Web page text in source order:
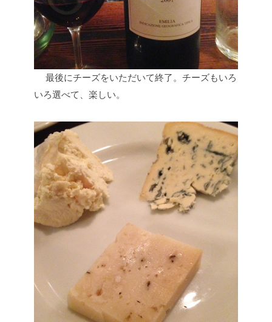
最後にチーズをいただいて終了。チーズもいろ
いろ選べて、楽しい。